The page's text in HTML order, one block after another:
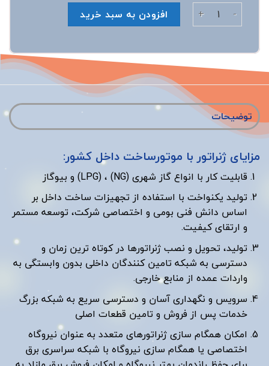
ژنراتور برق 30Kw گازی EF7 عدد افزودن به سبد خرید
توضیحات
مزایای ژنراتور با موتورساخت داخل کشور:
قابلیت کار با انواع گاز شهری (NG) ، (LPG) و بیوگاز
تولید یکنواخت با استفاده از تجهیزات ساخت داخل بر
اساس دانش فنی بومی و اختصاصی شرکت، توسعه مستمر
و ارتقای کیفیت.
تولید، تحویل و نصب ژنراتورها در کوتاه ترین زمان و
دسترسی به شبکه تامین کنندگان داخلی بدون وابستگی به
واردات عمده از منابع خارجی.
سرویس و نگهداری آسان و دسترسی سریع به شبکه بزرگ
خدمات پس از فروش و تامین قطعات اصلی
امکان همگام سازی ژنراتورهای متعدد به عنوان نیروگاه
اختصاصی یا همگام سازی نیروگاه با شبکه سراسری برق